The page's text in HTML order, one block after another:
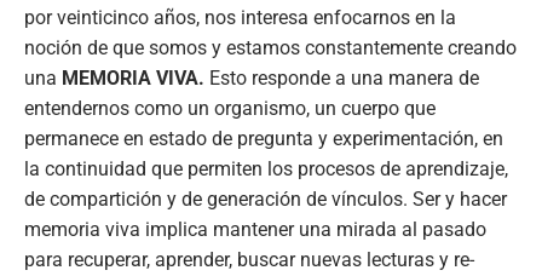
por veinticinco años, nos interesa enfocarnos en la
noción de que somos y estamos constantemente creando
una MEMORIA VIVA. Esto responde a una manera de
entendernos como un organismo, un cuerpo que
permanece en estado de pregunta y experimentación, en
la continuidad que permiten los procesos de aprendizaje,
de compartición y de generación de vínculos. Ser y hacer
memoria viva implica mantener una mirada al pasado
para recuperar, aprender, buscar nuevas lecturas y re-